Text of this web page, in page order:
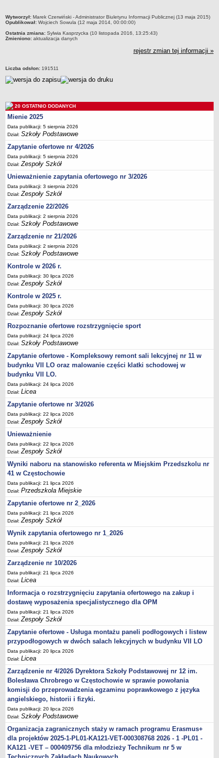
Majątek
Godziny dyżurów
Kontrole
Rejestry, ewidencje, archiwa
Deklaracja dostępności
PORADNIE PSYCHOLOGICZNO-PEDAGOGICZNE
Zespół Poradni
BIURO FINANSÓW OŚWIATY
Dane podstawowe
Statut
Majątek
Godziny dyżurów
Ogłoszenia
Zarządzenia
Rejestry, ewidencje, archiwa
Kontrole
PONOWNE WYKORZYSTYWANIE
Sprawozdania
Deklaracja dostępności
DEKLARACJA DOSTĘPNOŚCI
OŚWIADCZENIA MAJĄTKOWE
PONOWNE WYKORZYSTYWANIE
UDOSTĘPNIANIE INFORMACJI PUBLICZNEJ
OCHRONA DANYCH OSOBOWYCH
metryczka
Wytworzył: Marek Czerwiński - Administrator Biuletynu Informacji Publicznej (13 maja 2015)
Opublikował: Wojciech Sowula (12 maja 2014, 00:00:00)
Ostatnia zmiana: Sylwia Kasprzycka (10 listopada 2016, 13:25:43)
Zmieniono: aktualizacja danych
rejestr zmian tej informacji »
Liczba odsłon: 191511
20 OSTATNIO DODANYCH
Mienie 2025
Data publikacji: 5 sierpnia 2026
Dział:Szkoły Podstawowe
Zapytanie ofertowe nr 4/2026
Data publikacji: 5 sierpnia 2026
Dział:Zespoły Szkół
Unieważnienie zapytania ofertowego nr 3/2026
Data publikacji: 3 sierpnia 2026
Dział:Zespoły Szkół
Zarządzenie 22/2026
Data publikacji: 2 sierpnia 2026
Dział:Szkoły Podstawowe
Zarządzenie nr 21/2026
Data publikacji: 2 sierpnia 2026
Dział:Szkoły Podstawowe
Kontrole w 2026 r.
Data publikacji: 30 lipca 2026
Dział:Zespoły Szkół
Kontrole w 2025 r.
Data publikacji: 30 lipca 2026
Dział:Zespoły Szkół
Rozpoznanie ofertowe rozstrzygnięcie sport
Data publikacji: 24 lipca 2026
Dział:Szkoły Podstawowe
Zapytanie ofertowe - Kompleksowy remont sali lekcyjnej nr 11 w
budynku VII LO oraz malowanie części klatki schodowej w
budynku VII LO.
Data publikacji: 24 lipca 2026
Dział:Licea
Zapytanie ofertowe nr 3/2026
Data publikacji: 22 lipca 2026
Dział:Zespoły Szkół
Unieważnienie
Data publikacji: 22 lipca 2026
Dział:Zespoły Szkół
Wyniki naboru na stanowisko referenta w Miejskim Przedszkolu nr
41 w Częstochowie
Data publikacji: 21 lipca 2026
Dział:Przedszkola Miejskie
Zapytanie ofertowe nr 2_2026
Data publikacji: 21 lipca 2026
Dział:Zespoły Szkół
Wynik zapytania ofertowego nr 1_2026
Data publikacji: 21 lipca 2026
Dział:Zespoły Szkół
Zarządzenie nr 10/2026
Data publikacji: 21 lipca 2026
Dział:Licea
Informacja o rozstrzygnięciu zapytania ofertowego na zakup i
dostawę wyposażenia specjalistycznego dla OPM
Data publikacji: 21 lipca 2026
Dział:Zespoły Szkół
Zapytanie ofertowe - Usługa montażu paneli podłogowych i listew
przypodłogowych w dwóch salach lekcyjnych w budynku VII LO
Data publikacji: 20 lipca 2026
Dział:Licea
Zarządzenie nr 4/2026 Dyrektora Szkoły Podstawowej nr 12 im.
Bolesława Chrobrego w Częstochowie w sprawie powołania
komisji do przeprowadzenia egzaminu poprawkowego z języka
angielskiego, historii i fizyki.
Data publikacji: 20 lipca 2026
Dział:Szkoły Podstawowe
Organizacja zagranicznych staży w ramach programu Erasmus+
dla projektów 2025-1-PL01-KA121-VET-000308768 2026 - 1 -PL01 -
KA121 -VET – 000409756 dla młodzieży Technikum nr 5 w